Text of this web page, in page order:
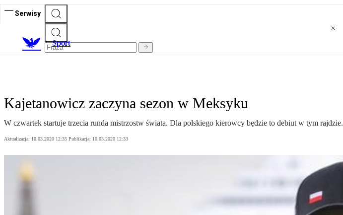
Serwisy
Sport
Kajetanowicz zaczyna sezon w Meksyku
W czwartek startuje trzecia runda mistrzostw świata. Dla polskiego kierowcy będzie to debiut w tym rajdzie.
Aktualizacja: 10.03.2020 12:35 Publikacja: 10.03.2020 12:33